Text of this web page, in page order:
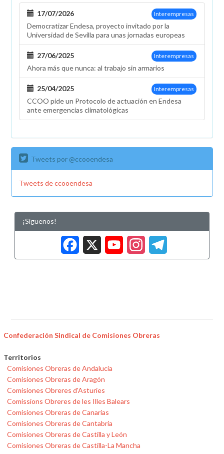
Interempresas
17/07/2026
Democratizar Endesa, proyecto invitado por la
Universidad de Sevilla para unas jornadas europeas
Interempresas
27/06/2025
Ahora más que nunca: al trabajo sin armarios
Interempresas
25/04/2025
CCOO pide un Protocolo de actuación en Endesa
ante emergencias climatológicas
Tweets por @ccooendesa
Tweets de ccooendesa
¡Síguenos!
Facebook
X
Confederación Sindical de Comisiones Obreras
Territorios
Comisiones Obreras de Andalucía
Comisiones Obreras de Aragón
Comisiones Obreres d'Asturies
Comissions Obreres de les Illes Balears
Comisiones Obreras de Canarias
Comisiones Obreras de Cantabria
Comisiones Obreras de Castilla y León
Comisiones Obreras de Castilla-La Mancha